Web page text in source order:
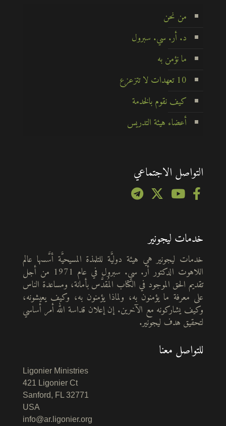
من نحن
د. أر. سي. سبرول
ما نؤمن به
10 تعهدات لا تتزعزع
كيف نقوم بالخدمة
أعضاء هيئة التدريس
التواصل الاجتماعي
خدمات ليجونير
خدمات ليجونير هي هيئة دوليَّة للتلمذة المسيحيَّة أسَّسها عالم
اللاهوت الدكتور أر. سي. سبرول في عام 1971 من أجل
تقديم الحق الموجود في الكتاب المُقدَّس بأمانة، ومساعدة الناس
على معرفة ما يؤمنون به، ولماذا يؤمنون به، وكيف يعيشونه،
وكيف يشاركونه مع الآخرين. إن إعلان قداسة الله أمر أساسي
لتحقيق هدف ليجونير.
للتواصل معنا
Ligonier Ministries
421 Ligonier Ct
Sanford, FL 32771
USA
info@ar.ligonier.org